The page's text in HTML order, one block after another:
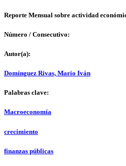
Reporte Mensual sobre actividad
Número / Consecutivo:
Autor(a):
Domínguez Rivas, Mario Iván
Palabras clave:
Macroeconomía
crecimiento
finanzas públicas